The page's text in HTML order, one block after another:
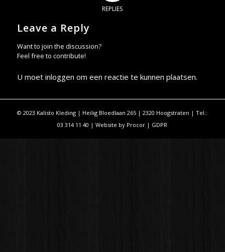
REPLIES
Leave a Reply
Want to join the discussion?
Feel free to contribute!
U moet inloggen om een reactie te kunnen plaatsen.
© 2023 Kalisto Kleding | Heilig Bloedlaan 265 | 2320 Hoogstraten | Tel.:
03 314 11 40 | Website by Procor | GDPR